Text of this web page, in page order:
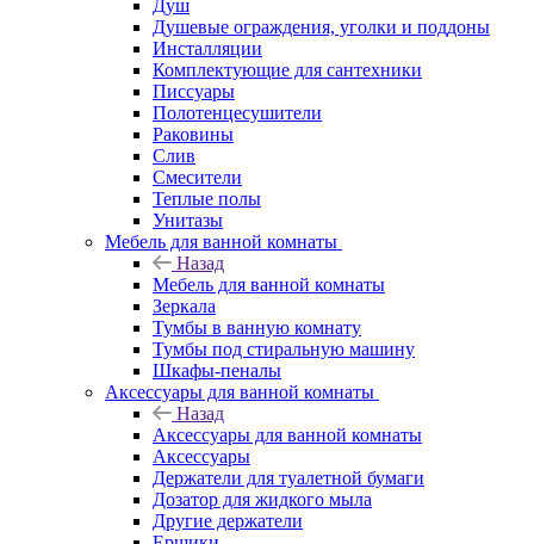
Душ
Душевые ограждения, уголки и поддоны
Инсталляции
Комплектующие для сантехники
Писсуары
Полотенцесушители
Раковины
Слив
Смесители
Теплые полы
Унитазы
Мебель для ванной комнаты
Назад
Мебель для ванной комнаты
Зеркала
Тумбы в ванную комнату
Тумбы под стиральную машину
Шкафы-пеналы
Аксессуары для ванной комнаты
Назад
Аксессуары для ванной комнаты
Аксессуары
Держатели для туалетной бумаги
Дозатор для жидкого мыла
Другие держатели